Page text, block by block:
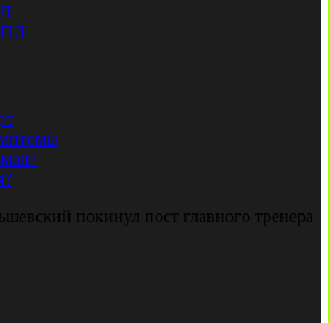
покинул пост главного тренера